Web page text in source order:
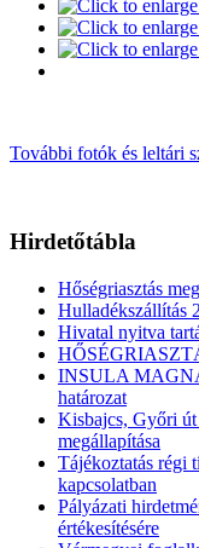
További fotók és leltári
Hirdetőtábla
Hőségriasztás
Hulladékszállítás
Hivatal nyitva
INSULA
határozat
Kisbajcs, Győri út
megállapítása
Tájékoztatás régi
kapcsolatban
Pályázati
értékesítésére